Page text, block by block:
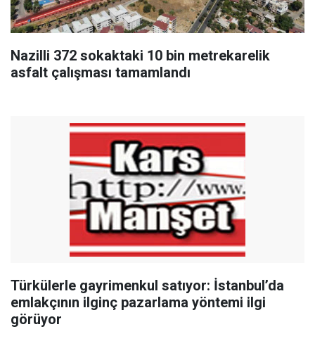
Nazilli 372 sokaktaki 10 bin metrekarelik
asfalt çalışması tamamlandı
Türkülerle gayrimenkul satıyor: İstanbul’da
emlakçının ilginç pazarlama yöntemi ilgi
görüyor